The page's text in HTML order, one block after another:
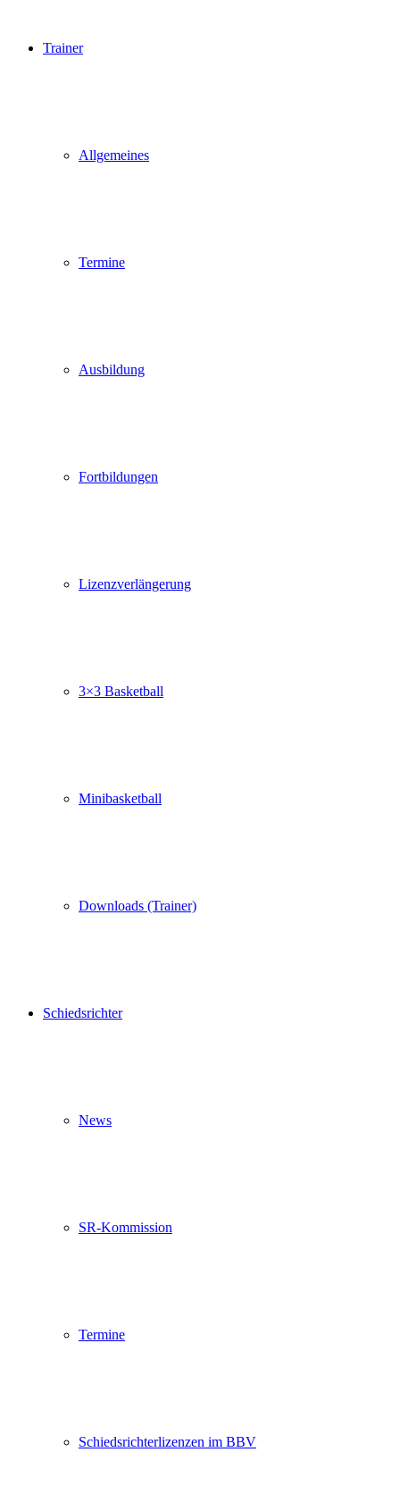
Trainer
Allgemeines
Termine
Ausbildung
Fortbildungen
Lizenzverlängerung
3×3 Basketball
Minibasketball
Downloads (Trainer)
Schiedsrichter
News
SR-Kommission
Termine
Schiedsrichterlizenzen im BBV